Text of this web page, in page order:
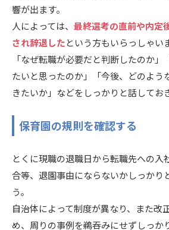
響が出ます。
人によっては、 最終選考の直前や内定
され辞退したという方もいらっしゃい
「なぜ転職が必要だと判断したのか
たいと思ったのか」「今後、どのよう
きたいか」などをしっかりと話してお
保育園の規則を確認する
とくに現職の退職日から転職先への入
合等、退園事由にならないかしっかり
う。
自治体によって制度が異なり、また改
め、周りの事例を鵜吞みにせずしっか